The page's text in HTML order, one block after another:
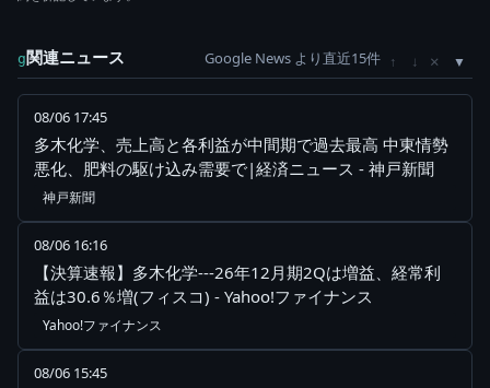
g関連ニュース Google News より直近15件 ↑ ↓ ×
08/06 17:45
多木化学、売上高と各利益が中間期で過去最高 中東情勢
悪化、肥料の駆け込み需要で|経済ニュース - 神戸新聞
神戸新聞
08/06 16:16
【決算速報】多木化学---26年12月期2Qは増益、経常利
益は30.6％増(フィスコ) - Yahoo!ファイナンス
Yahoo!ファイナンス
08/06 15:45